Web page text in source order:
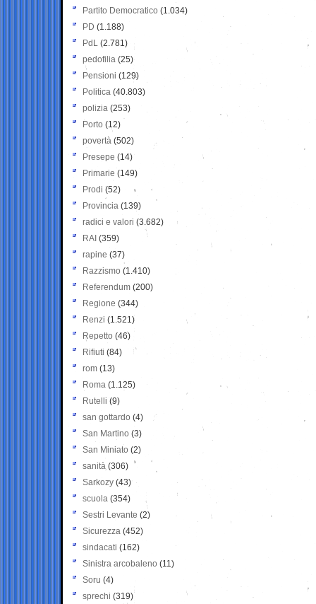
Partito Democratico (1.034)
PD (1.188)
PdL (2.781)
pedofilia (25)
Pensioni (129)
Politica (40.803)
polizia (253)
Porto (12)
povertà (502)
Presepe (14)
Primarie (149)
Prodi (52)
Provincia (139)
radici e valori (3.682)
RAI (359)
rapine (37)
Razzismo (1.410)
Referendum (200)
Regione (344)
Renzi (1.521)
Repetto (46)
Rifiuti (84)
rom (13)
Roma (1.125)
Rutelli (9)
san gottardo (4)
San Martino (3)
San Miniato (2)
sanità (306)
Sarkozy (43)
scuola (354)
Sestri Levante (2)
Sicurezza (452)
sindacati (162)
Sinistra arcobaleno (11)
Soru (4)
sprechi (319)